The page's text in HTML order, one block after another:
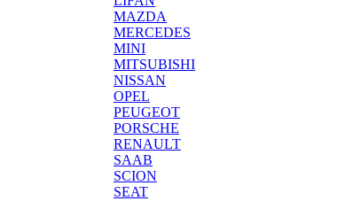
MAZDA
MERCEDES
MINI
MITSUBISHI
NISSAN
OPEL
PEUGEOT
PORSCHE
RENAULT
SAAB
SCION
SEAT